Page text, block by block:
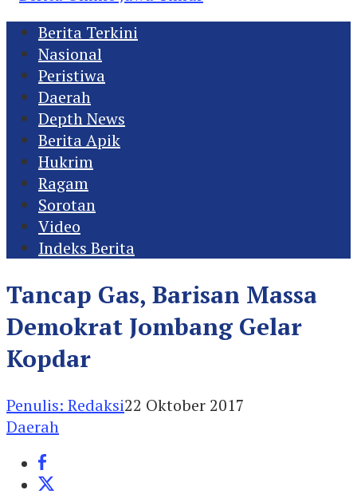
Berita Terkini
Nasional
Peristiwa
Daerah
Depth News
Berita Apik
Hukrim
Ragam
Sorotan
Video
Indeks Berita
Tancap Gas, Barisan Massa
Demokrat Jombang Gelar
Kopdar
Penulis: Redaksi22 Oktober 2017
Daerah